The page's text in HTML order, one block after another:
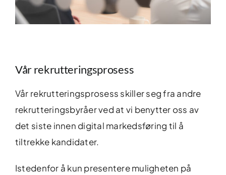
Vår rekrutteringsprosess
Vår rekrutteringsprosess skiller seg fra andre
rekrutteringsbyråer ved at vi benytter oss av
det siste innen digital markedsføring til å
tiltrekke kandidater.
Istedenfor å kun presentere muligheten på